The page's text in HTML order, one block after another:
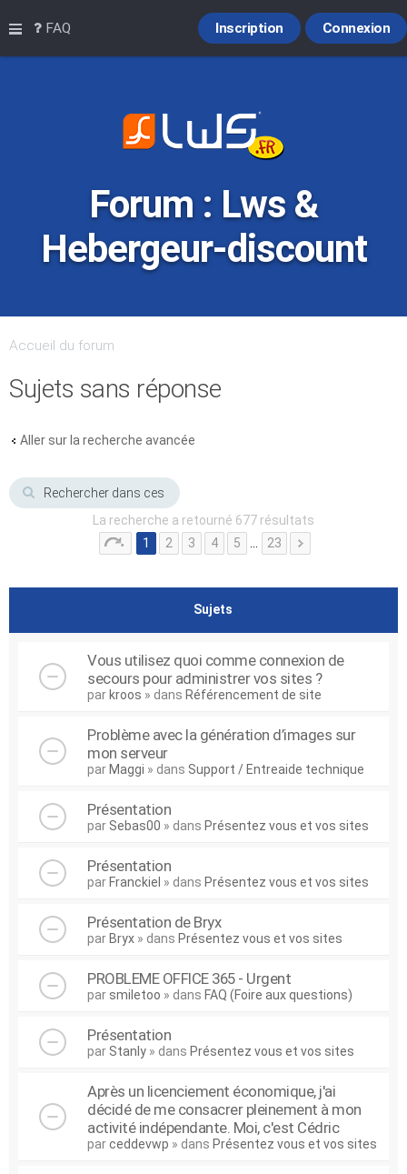
Raccourcis
FAQ Connexion
Inscription
Forum : Lws &
Hebergeur-discount
Accueil du forum
Sujets sans réponse
Aller sur la recherche avancée
La recherche a retourné 677 résultats
1
2 3 4 5 23
Sujets
Vous utilisez quoi comme connexion de
secours pour administrer vos sites ?
par kroos » dans Référencement de site
Problème avec la génération d’images sur
mon serveur
par Maggi » dans Support / Entreaide technique
Présentation
par Sebas00 » dans Présentez vous et vos sites
Présentation
par Franckiel » dans Présentez vous et vos sites
Présentation de Bryx
par Bryx » dans Présentez vous et vos sites
PROBLEME OFFICE 365 - Urgent
par smiletoo » dans FAQ (Foire aux questions)
Présentation
par Stanly » dans Présentez vous et vos sites
Après un licenciement économique, j'ai
décidé de me consacrer pleinement à mon
activité indépendante. Moi, c'est Cédric
parceddevwp » dans Présentez vous et vos sites